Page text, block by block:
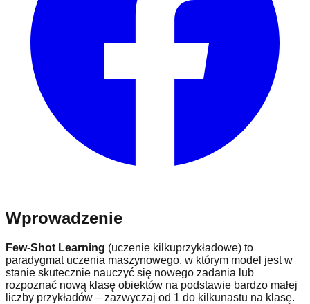
Wprowadzenie
Few-Shot Learning (uczenie kilkuprzykładowe) to
paradygmat uczenia maszynowego, w którym model jest w
stanie skutecznie nauczyć się nowego zadania lub
rozpoznać nową klasę obiektów na podstawie bardzo małej
liczby przykładów – zazwyczaj od 1 do kilkunastu na klasę.